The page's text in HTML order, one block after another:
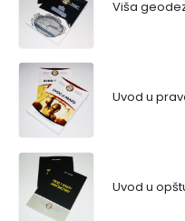
Viša
Uvod u
Uvod u